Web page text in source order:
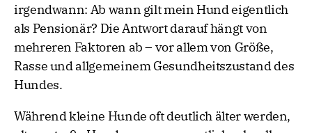
irgendwann: Ab wann gilt mein Hund eigentlich
als Pensionär? Die Antwort darauf hängt von
mehreren Faktoren ab – vor allem von Größe,
Rasse und allgemeinem Gesundheitszustand des
Hundes.
Während kleine Hunde oft deutlich älter werden,